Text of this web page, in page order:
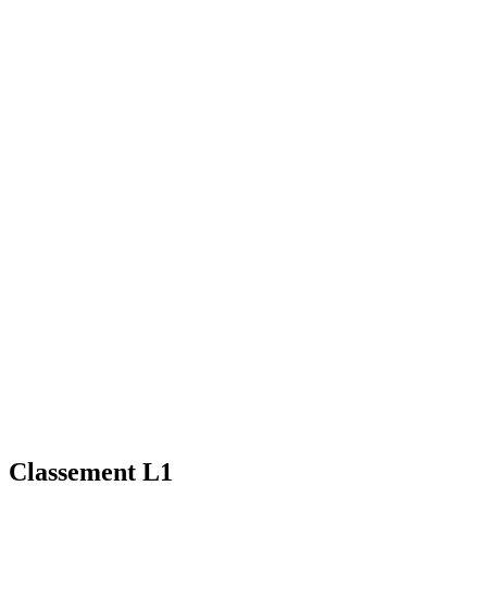
Classement L1